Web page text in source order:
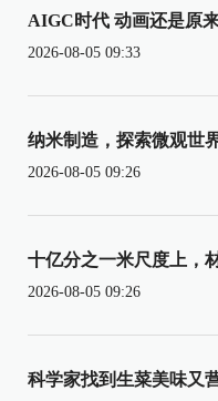
AIGC时代 动画还是原
2026-08-05 09:33
纳米制造，探索微观世
2026-08-05 09:26
十亿分之一米尺度上，
2026-08-05 09:26
科学家找到生菜美味又